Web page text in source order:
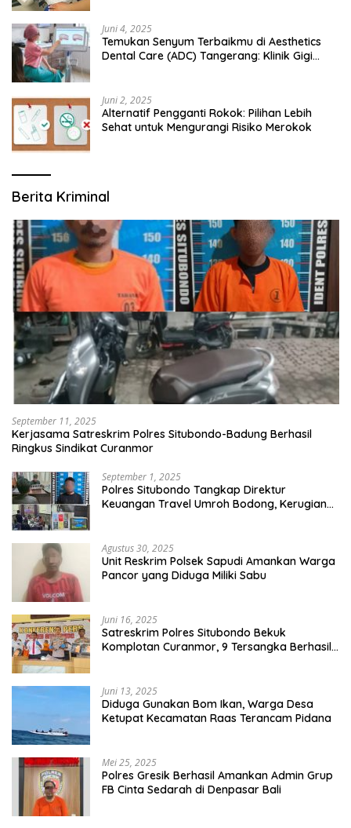
Juni 4, 2025
Temukan Senyum Terbaikmu di Aesthetics
Dental Care (ADC) Tangerang: Klinik Gigi
Juni 2, 2025
Alternatif Pengganti Rokok: Pilihan Lebih
Sehat untuk Mengurangi Risiko Merokok
Berita Kriminal
September 11, 2025
Kerjasama Satreskrim Polres Situbondo-Badung Berhasil
Ringkus Sindikat Curanmor
September 1, 2025
Polres Situbondo Tangkap Direktur
Keuangan Travel Umroh Bodong, Kerugian
Agustus 30, 2025
Unit Reskrim Polsek Sapudi Amankan Warga
Pancor yang Diduga Miliki Sabu
Juni 16, 2025
Satreskrim Polres Situbondo Bekuk
Komplotan Curanmor, 9 Tersangka Berhasil
Juni 13, 2025
Diduga Gunakan Bom Ikan, Warga Desa
Ketupat Kecamatan Raas Terancam Pidana
Mei 25, 2025
Polres Gresik Berhasil Amankan Admin Grup
FB Cinta Sedarah di Denpasar Bali